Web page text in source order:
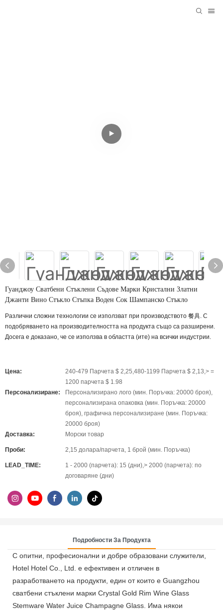
Гуанджоу Сватбени Стъклени Съдове Марки Кристални Златни
Джанти Вино Стъкло Стъпка Воден Сок Шампанско Стъкло
Различни сложни технологии се използват при производството 餐具. С
подобряването на производителността на продукта също са разширени.
Досега е доказано, че се използва в областта (ите) на всички индустрии.
Цена:
240-479 Парчета $ 2,25,480-1199 Парчета $ 2,13,> =
1200 парчета $ 1.98
Персонализиране:
Персонализирано лого (мин. Поръчка: 20000 броя),
персонализирана опаковка (мин. Поръчка: 20000
броя), графична персонализиране (мин. Поръчка:
20000 броя)
Доставка:
Морски товар
Проби: 2,15 долара/парчета, 1 брой (мин. Поръчка)
LEAD_TIME:
1 - 2000 (парчета): 15 (дни),> 2000 (парчета): по
договаряне (дни)
Подробности За Продукта
С опитни, професионални и добре образовани служители,
Hotel Hotel Co., Ltd. е ефективен и отличен в
разработването на продукти, един от които е Guangzhou
сватбени стъклени марки Crystal Gold Rim Wine Glass
Stemware Water Juice Champagne Glass. Има някои